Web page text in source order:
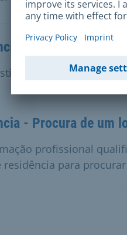
- Procura de
se a pessoas que
- Procura de um
profissional
para